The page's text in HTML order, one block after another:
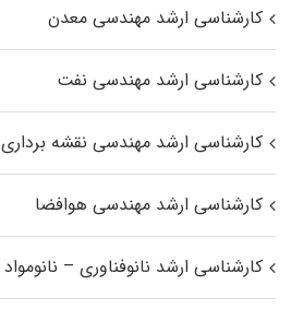
کارشناسی ارشد مهندسی معدن
کارشناسی ارشد مهندسی نفت
کارشناسی ارشد مهندسی نقشه برداری
کارشناسی ارشد مهندسی هوافضا
کارشناسی ارشد نانوفناوری – نانومواد